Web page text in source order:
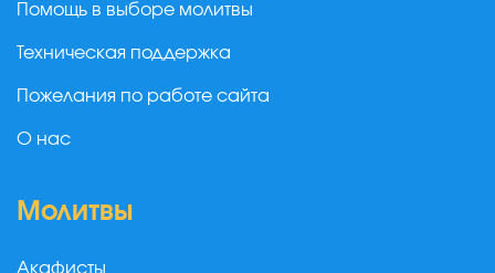
Помощь в выборе молитвы
Техническая поддержка
Пожелания по работе сайта
О нас
Молитвы
Акафисты